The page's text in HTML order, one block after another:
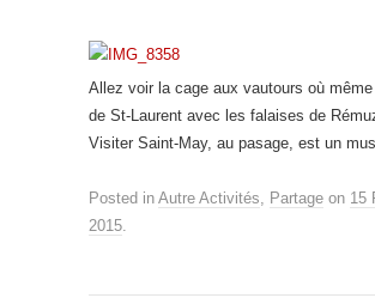
Allez voir la cage aux vautours où
de St-Laurent avec les falaises de
Visiter Saint-May, au pasage, est un
Posted in Autre Activités, Partage on 15
2015.